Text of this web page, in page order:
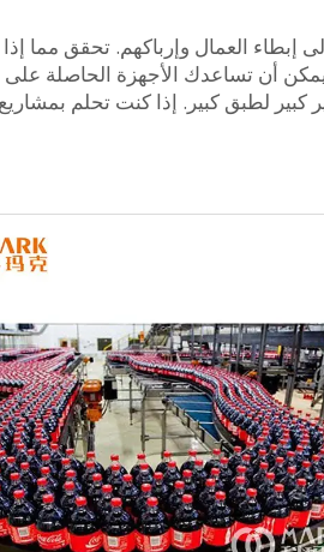
الآلات المعقدة إلى إبطاء العمال وإرباكهم. تحقق مما
أن تساعدك الأجهزة الحاصلة
لطبق كبير. إذا كنت تحلم